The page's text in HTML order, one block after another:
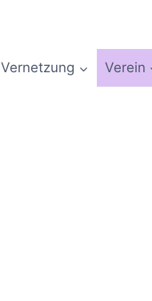
Vernetzung Verein